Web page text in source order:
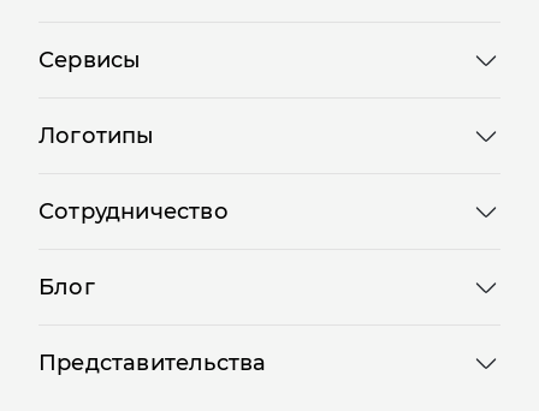
Сервисы
Логотипы
Сотрудничество
Блог
Представительства